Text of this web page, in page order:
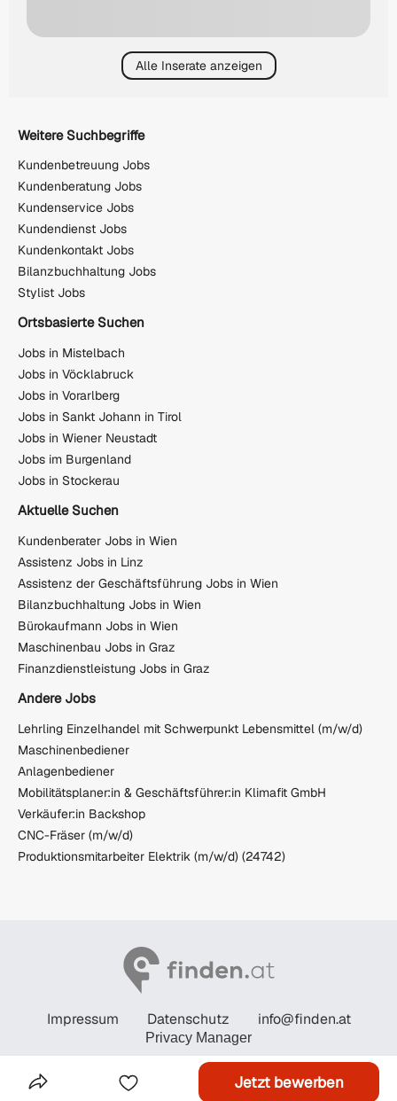
Alle Inserate anzeigen
Weitere Suchbegriffe
Kundenbetreuung Jobs
Kundenberatung Jobs
Kundenservice Jobs
Kundendienst Jobs
Kundenkontakt Jobs
Bilanzbuchhaltung Jobs
Stylist Jobs
Ortsbasierte Suchen
Jobs in Mistelbach
Jobs in Vöcklabruck
Jobs in Vorarlberg
Jobs in Sankt Johann in Tirol
Jobs in Wiener Neustadt
Jobs im Burgenland
Jobs in Stockerau
Aktuelle Suchen
Kundenberater Jobs in Wien
Assistenz Jobs in Linz
Assistenz der Geschäftsführung Jobs in Wien
Bilanzbuchhaltung Jobs in Wien
Bürokaufmann Jobs in Wien
Maschinenbau Jobs in Graz
Finanzdienstleistung Jobs in Graz
Andere Jobs
Lehrling Einzelhandel mit Schwerpunkt Lebensmittel (m/w/d)
Maschinenbediener
Anlagenbediener
Mobilitätsplaner:in & Geschäftsführer:in Klimafit GmbH
Verkäufer:in Backshop
CNC-Fräser (m/w/d)
Produktionsmitarbeiter Elektrik (m/w/d) (24742)
Das Inserat Teilen Jetzt bewerben
Impressum Datenschutz info@finden.at
Privacy Manager
© STANDARD Verlagsgesellschaft m.b.H. 2026